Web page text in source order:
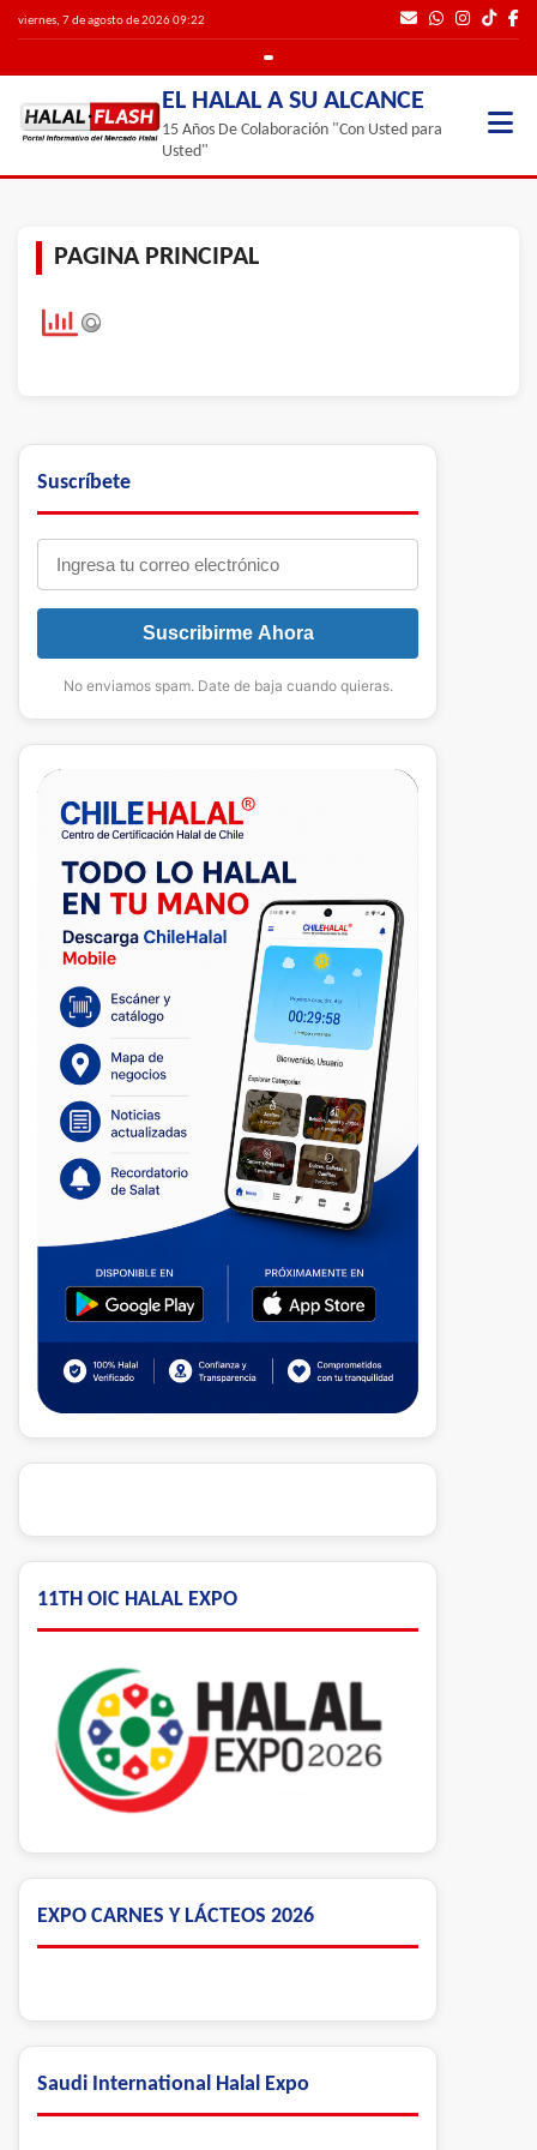
viernes, 7 de agosto de 2026 09:22
EL HALAL A SU ALCANCE
15 Años De Colaboración "Con Usted para
Usted"
PAGINA PRINCIPAL
Suscríbete
Suscribirme Ahora
No enviamos spam. Date de baja cuando quieras.
11TH OIC HALAL EXPO
EXPO CARNES Y LÁCTEOS 2026
Saudi International Halal Expo